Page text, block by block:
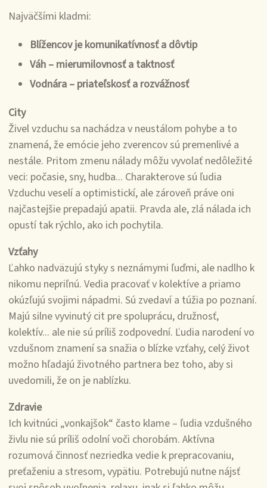
Najväčšími kladmi:
Blížencov je komunikatívnosť a dôvtip
Váh – mierumilovnosť a taktnosť
Vodnára – priateľskosť a rozvážnosť
City
Živel vzduchu sa nachádza v neustálom pohybe a to
znamená, že emócie jeho zverencov sú premenlivé a
nestále. Pritom zmenu nálady môžu vyvolať nedôležité
veci: počasie, sny, hudba... Charakterove sú ľudia
Vzduchu veselí a optimistickí, ale zároveň práve oni
najčastejšie prepadajú apatii. Pravda ale, zlá nálada ich
opustí tak rýchlo, ako ich pochytila.
Vzťahy
Ľahko nadväzujú styky s neznámymi ľuďmi, ale nadlho k
nikomu nepriľnú. Vedia pracovať v kolektíve a priamo
okúzľujú svojimi nápadmi. Sú zvedaví a túžia po poznaní.
Majú silne vyvinutý cit pre spoluprácu, družnosť,
kolektív... ale nie sú príliš zodpovední. Ľudia narodení vo
vzdušnom znamení sa snažia o blízke vzťahy, celý život
možno hľadajú životného partnera bez toho, aby si
uvedomili, že on je nablízku.
Zdravie
Ich kvitnúci „vonkajšok“ často klame – ľudia vzdušného
živlu nie sú príliš odolní voči chorobám. Aktívna
rozumová činnosť nezriedka vedie k prepracovaniu,
preťaženiu a stresom, vypätiu. Potrebujú nutne nájsť